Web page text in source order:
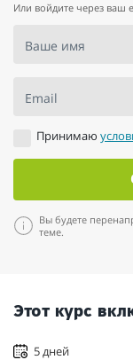
Или войдите через ваш
Ваше имя
Email
Принимаю
Вы будете
теме.
Этот курс
5 дней